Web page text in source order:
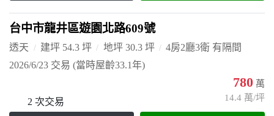
台中市龍井區遊園北路609號
透天 建坪 54.3 坪 地坪 30.3 坪
4房2廳3衛 有隔間
2026/6/23 交易 (當時屋齡33.1年)
2 次交易
780 萬
14.4 萬/坪